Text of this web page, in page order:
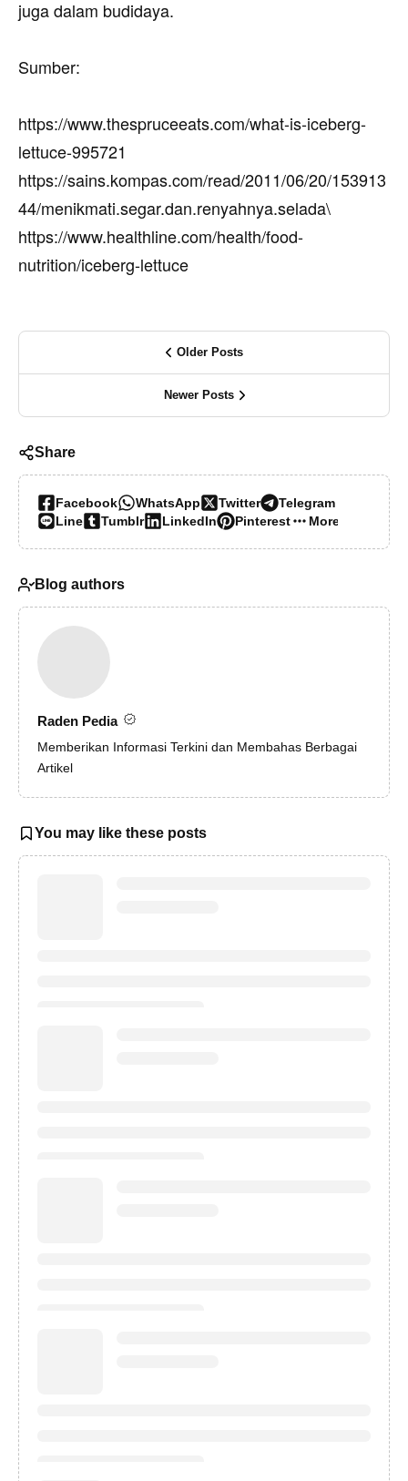
juga dalam budidaya.
Sumber:
https://www.thespruceeats.com/what-is-iceberg-
lettuce-995721
https://sains.kompas.com/read/2011/06/20/153913
44/menikmati.segar.dan.renyahnya.selada\
https://www.healthline.com/health/food-
nutrition/iceberg-lettuce
Older Posts
Newer Posts
Share
Facebook WhatsApp Twitter
Telegram
Line
Tumblr LinkedIn Pinterest More…
Blog authors
Raden Pedia
Memberikan Informasi Terkini dan Membahas Berbagai
Artikel
You may like these posts